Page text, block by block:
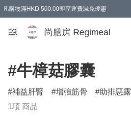
凡購物滿HKD 500.00即享運費減免優惠
尚膳房 Regimeal
#牛樟菇膠囊
補益肝腎 增強筋骨 助排惡露
1項 商品